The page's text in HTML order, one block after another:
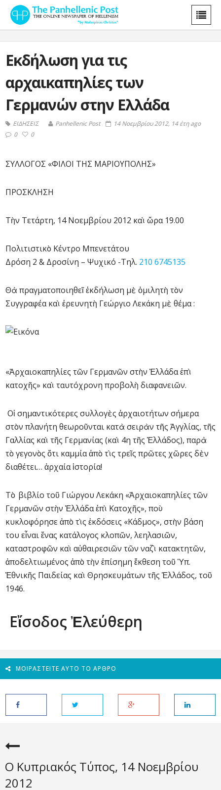
Εκδήλωση για τις
αρχαικαπηλίες των
Γερμανών στην Ελλάδα
ΕΙΔΗΣΕΙΣ Panhellenic Post
14 Νοεμβρίου 2012, 14 έτη ago
0
0
ΣΥΛΛΟΓΟΣ «ΦΙΛΟΙ ΤΗΣ ΜΑΡΙΟΥΠΟΛΗΣ»
ΠΡΟΣΚΛΗΣΗ
Τὴν Τετάρτη, 14 Νοεμβρίου 2012 καὶ ὥρα 19.00
Πολιτιστικὸ Κέντρο Μπενετάτου
Δρόση 2 & Δροσίνη – Ψυχικό -Τηλ. 210 6745135
Θὰ πραγματοποιηθεῖ ἐκδήλωση μὲ ὁμιλητὴ τὸν
Συγγραφέα καὶ ἐρευνητὴ Γεώργιο Λεκάκη μὲ θέμα :
«Ἀρχαιοκαπηλίες τῶν Γερμανῶν στὴν Ἑλλάδα ἐπὶ
κατοχῆς» καὶ ταυτόχρονη προβολὴ διαφανειῶν.
Οἱ σημαντικότερες συλλογὲς ἀρχαιοτήτων σήμερα
στὸν πλανήτη θεωροῦνται κατὰ σειρὰν τῆς Ἀγγλίας, τῆς
Γαλλίας καὶ τῆς Γερμανίας (καὶ 4η τῆς Ἑλλάδος), παρὰ
τὸ γεγονὸς ὅτι καμμία ἀπὸ τὶς τρεῖς πρῶτες χῶρες δὲν
διαθέτει… ἀρχαία ἱστορία!
Τὸ βιβλίο τοῦ Γιώργου Λεκάκη «Ἀρχαιοκαπηλίες τῶν
Γερμανῶν στὴν Ἑλλάδα ἐπὶ Κατοχῆς», ποὺ
κυκλοφόρησε ἀπὸ τὶς ἐκδόσεις «Κάδμος», στὴν βάση
του εἶναι ἕνας κατάλογος κλοπῶν, λεηλασιῶν,
καταστροφῶν καὶ αὐθαιρεσιῶν τῶν ναζὶ κατακτητῶν,
ἀποδελτιωμένος ἀπὸ τὴν ἐπίσημη ἔκθεση τοῦ Ὑπ.
Ἐθνικῆς Παιδείας καὶ Θρησκευμάτων τῆς Ἑλλάδος, τοῦ
1946.
Εἴσοδος Ἐλεύθερη
ΜΟΙΡΑΣΤΕΊΤΕ ΑΥΤΌ ΤΟ ΆΡΘΡΟ
Ο Κυπριακός Τύπος, 14 Νοεμβρίου
2012